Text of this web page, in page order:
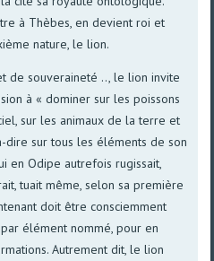
à Thèbes, en devient roi et
nature, le lion.
de souveraineté .., le lion invite
à « dominer sur les poissons
sur les animaux de la terre et
dire sur tous les éléments de son
en Odipe autrefois rugissait,
tuait même, selon sa première
doit être consciemment
élément nommé, pour en
Autrement dit, le lion